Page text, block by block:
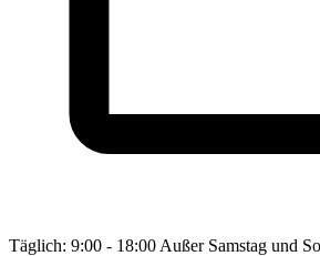
Täglich: 9:00 - 18:00 Außer Samstag und